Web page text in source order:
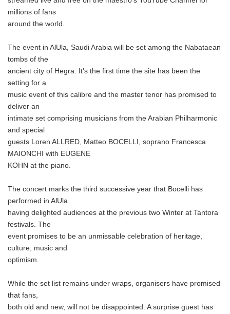
millions of fans
around the world.
The event in AlUla, Saudi Arabia will be set among the Nabataean
tombs of the
ancient city of Hegra. It's the first time the site has been the
setting for a
music event of this calibre and the master tenor has promised to
deliver an
intimate set comprising musicians from the Arabian Philharmonic
and special
guests Loren ALLRED, Matteo BOCELLI, soprano Francesca
MAIONCHI with EUGENE
KOHN at the piano.
The concert marks the third successive year that Bocelli has
performed in AlUla
having delighted audiences at the previous two Winter at Tantora
festivals. The
event promises to be an unmissable celebration of heritage,
culture, music and
optimism.
While the set list remains under wraps, organisers have promised
that fans,
both old and new, will not be disappointed. A surprise guest has